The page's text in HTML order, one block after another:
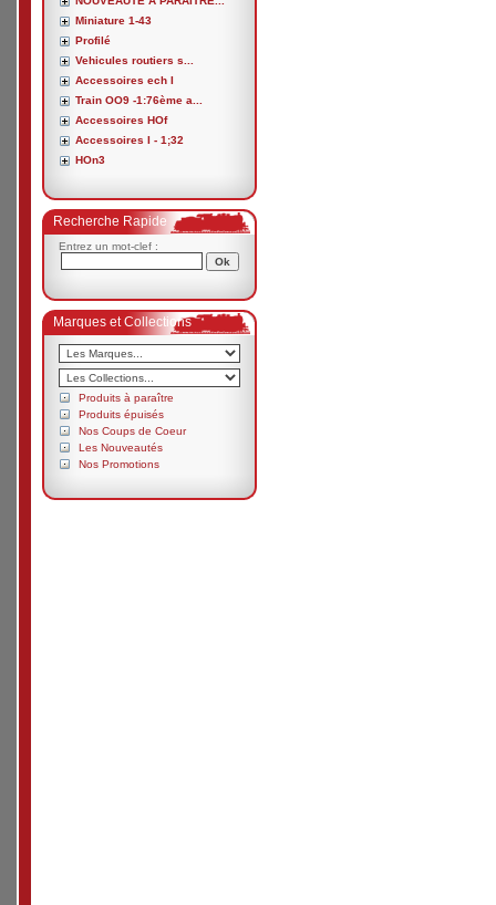
Miniature 1-43
Profilé
Vehicules routiers s...
Accessoires ech I
Train OO9 -1:76ème a...
Accessoires HOf
Accessoires I - 1;32
HOn3
Recherche Rapide
Entrez un mot-clef :
Marques et Collections
Produits à paraître
Produits épuisés
Nos Coups de Coeur
Les Nouveautés
Nos Promotions